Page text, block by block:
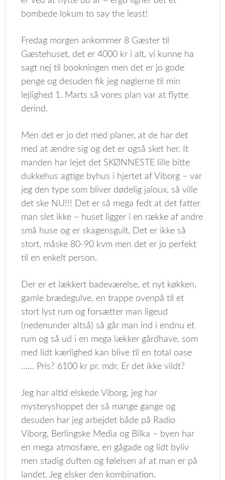
bombede lokum to say the least!
Fredag morgen ankommer 8 Gæster til
Gæstehuset, det er 4000 kr i alt, vi kunne ha
sagt nej til bookningen men det er jo gode
penge og desuden fik jeg nøglerne til min
lejlighed 1. Marts så vores plan var at flytte
derind.
Men det er jo det med planer, at de har det
med at ændre sig og det er også sket her. It
manden har lejet det SKØNNESTE lille bitte
dukkehus agtige byhus i hjertet af Viborg – var
jeg den type som bliver dødelig jaloux, så ville
det ske NU!!! Det er så mega fedt at det fatter
man slet ikke – huset ligger i en række af andre
små huse og er skagensgult. Det er ikke så
stort, måske 80-90 kvm men det er jo perfekt
til en enkelt person.
Der er et lækkert badeværelse, et nyt køkken,
gamle brædegulve, en trappe ovenpå til et
stort lyst rum og forsætter man ligeud
(nedenunder altså) så går man ind i endnu et
rum og så ud i en mega lækker gårdhave, som
med lidt kærlighed kan blive til en total oase
…… Pris? 6100 kr pr. mdr. Er det ikke vildt?
Jeg har altid elskede Viborg, jeg har
mysteryshoppet der så mange gange og
desuden har jeg arbejdet både på Radio
Viborg, Berlingske Media og Bilka – byen har
en mega atmosfære, en gågade og lidt byliv
men stadig duften og følelsen af at man er på
landet. Jeg elsker den kombination.